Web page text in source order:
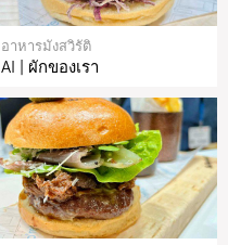
อาหารมังสวิรัติ
AI | ผักของเรา